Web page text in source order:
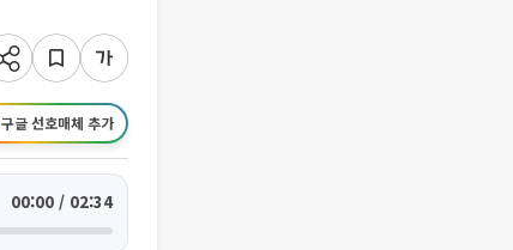
구글 선호매체 추가
00:00 / 02:34